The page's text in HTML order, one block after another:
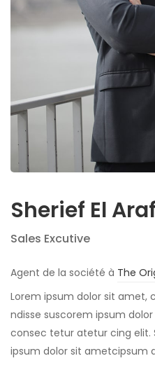
Sherief El
Sales Excutive
Agent de la société à The
Lorem ipsum dolor sit amet,
ndisse suscorem ipsum
consec tetur atetur cing elit.
ipsum dolor sit ametcipsum